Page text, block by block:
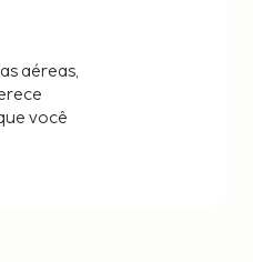
aéreas,
você